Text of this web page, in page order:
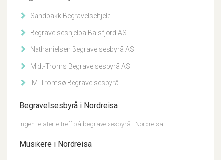
Sandbakk Begravelsehjelp
Begravelseshjelpa Balsfjord AS
Nathanielsen Begravelsesbyrå AS
Midt-Troms Begravelsesbyrå AS
iMi Tromsø Begravelsesbyrå
Begravelsesbyrå i Nordreisa
Ingen relaterte treff på begravelsesbyrå i Nordreisa
Musikere i Nordreisa